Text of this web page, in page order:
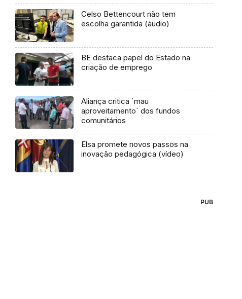
Celso Bettencourt não tem
escolha garantida (áudio)
BE destaca papel do Estado na
criação de emprego
Aliança critica `mau
aproveitamento` dos fundos
comunitários
Elsa promete novos passos na
inovação pedagógica (vídeo)
PUB